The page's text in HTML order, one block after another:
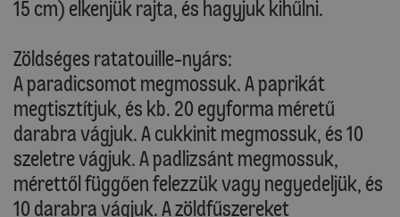
15 cm) elkenjük rajta, és hagyjuk kihűlni.
Zöldséges ratatouille-nyárs:
A paradicsomot megmossuk. A paprikát
megtisztítjuk, és kb. 20 egyforma méretű
darabra vágjuk. A cukkinit megmossuk, és 10
szeletre vágjuk. A padlizsánt megmossuk,
mérettől függően felezzük vagy negyedeljük, és
10 darabra vágjuk. A zöldfűszereket